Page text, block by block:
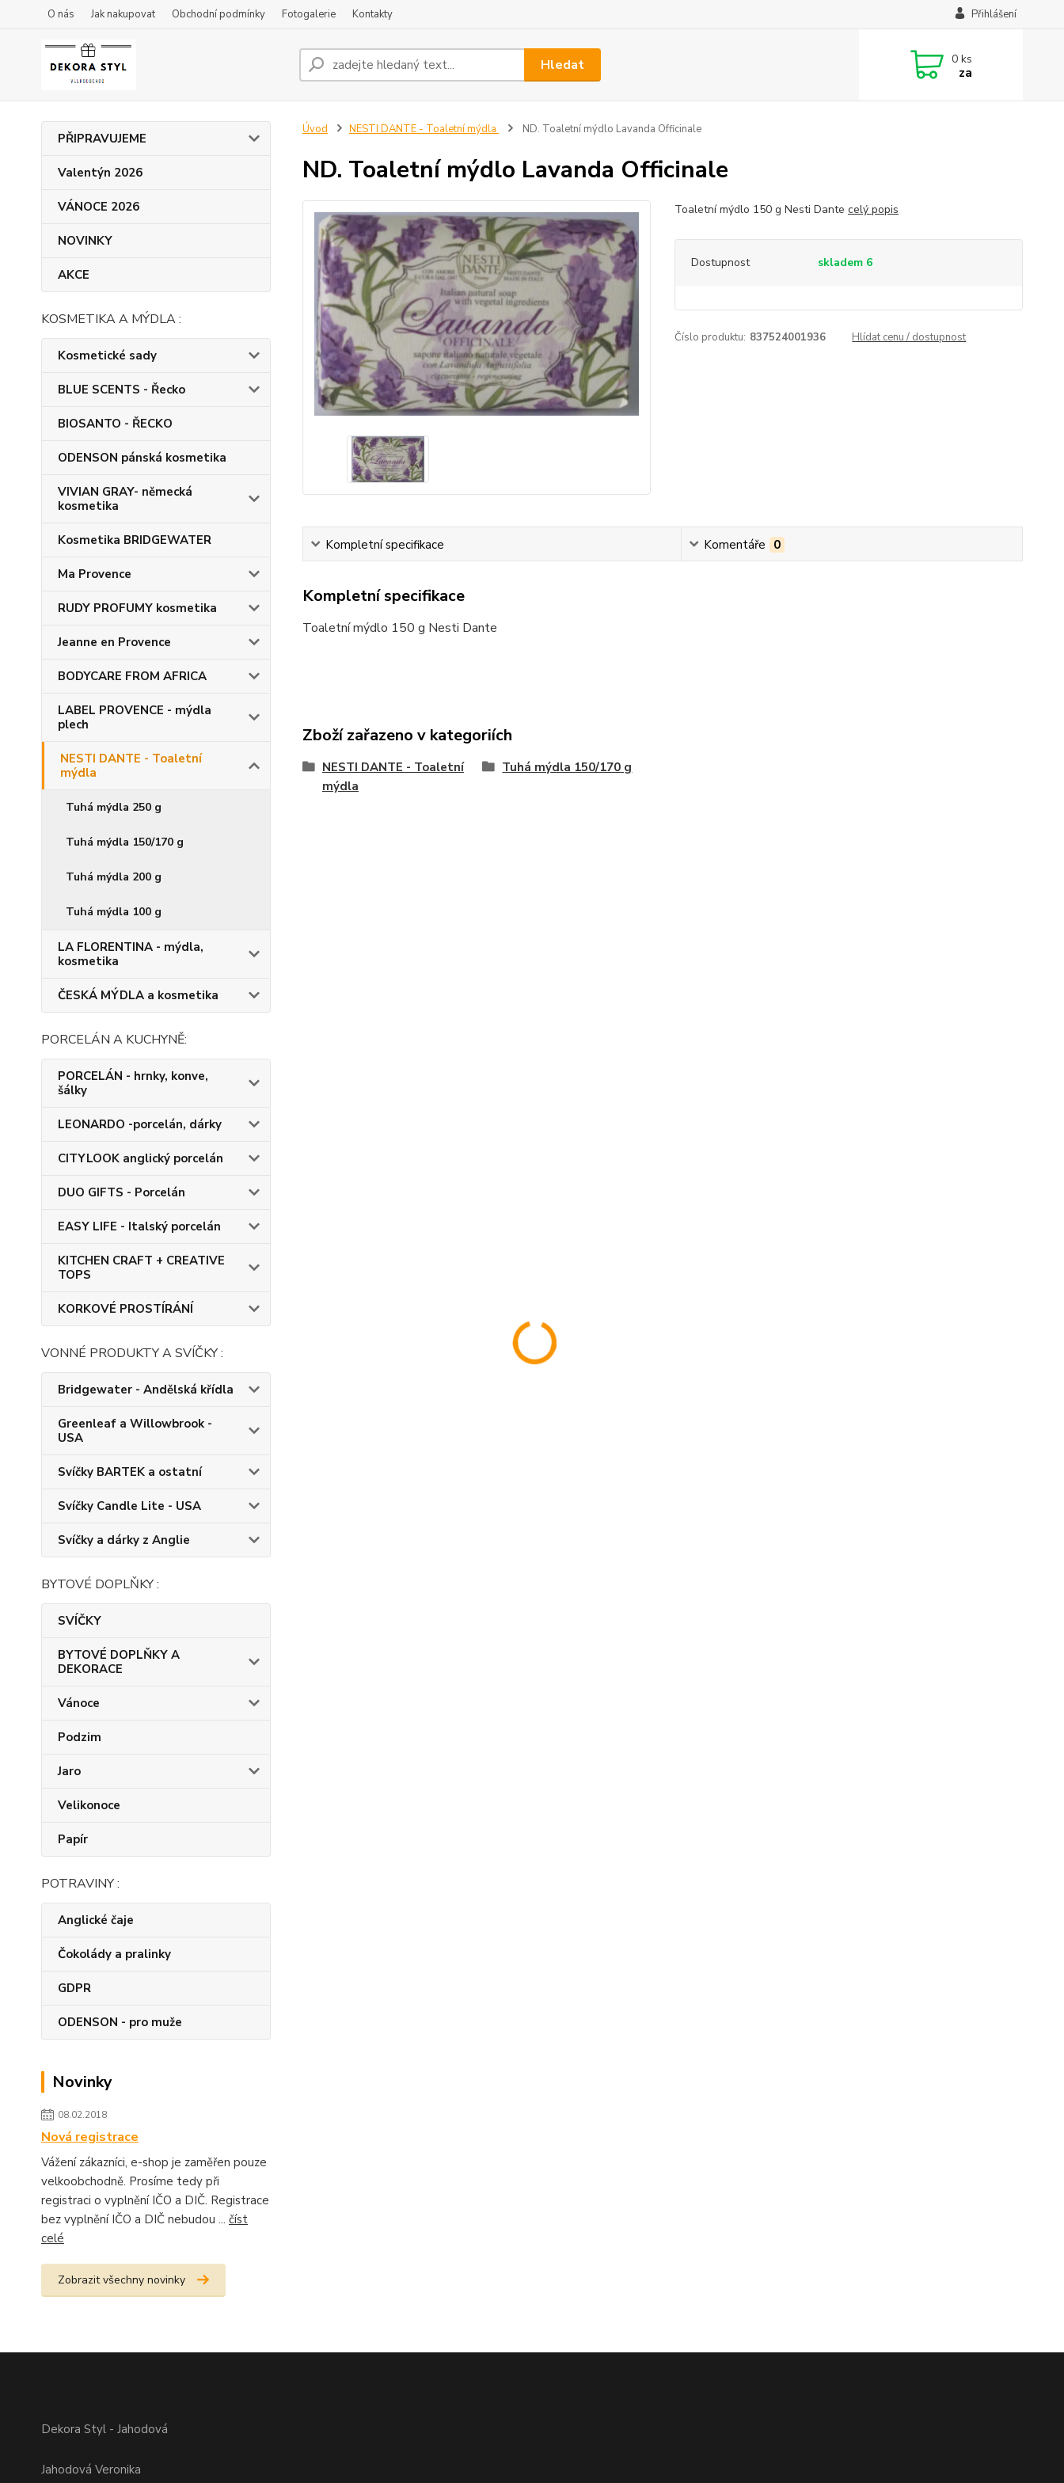
O nás Jak nakupovat Obchodní podmínky Fotogalerie Kontakty Přihlášení
Hledat 0 ks
za
PŘIPRAVUJEME
Valentýn 2026
VÁNOCE 2026
NOVINKY
AKCE
KOSMETIKA A MÝDLA :
Kosmetické sady
BLUE SCENTS - Řecko
BIOSANTO - ŘECKO
ODENSON pánská kosmetika
VIVIAN GRAY- německá
kosmetika
Kosmetika BRIDGEWATER
Ma Provence
RUDY PROFUMY kosmetika
Jeanne en Provence
BODYCARE FROM AFRICA
LABEL PROVENCE - mýdla
plech
NESTI DANTE - Toaletní
mýdla
Tuhá mýdla 250 g
Tuhá mýdla 150/170 g
Tuhá mýdla 200 g
Tuhá mýdla 100 g
LA FLORENTINA - mýdla,
kosmetika
ČESKÁ MÝDLA a kosmetika
PORCELÁN A KUCHYNĚ:
PORCELÁN - hrnky, konve,
šálky
LEONARDO -porcelán, dárky
CITYLOOK anglický porcelán
DUO GIFTS - Porcelán
EASY LIFE - Italský porcelán
KITCHEN CRAFT + CREATIVE
TOPS
KORKOVÉ PROSTÍRÁNÍ
VONNÉ PRODUKTY A SVÍČKY :
Bridgewater - Andělská křídla
Greenleaf a Willowbrook -
USA
Svíčky BARTEK a ostatní
Svíčky Candle Lite - USA
Svíčky a dárky z Anglie
BYTOVÉ DOPLŇKY :
SVÍČKY
BYTOVÉ DOPLŇKY A
DEKORACE
Vánoce
Podzim
Jaro
Velikonoce
Papír
POTRAVINY :
Anglické čaje
Čokolády a pralinky
GDPR
ODENSON - pro muže
Novinky
08.02.2018
Nová registrace
Vážení zákazníci, e-shop je zaměřen pouze
velkoobchodně. Prosíme tedy při
registraci o vyplnění IČO a DIČ. Registrace
bez vyplnění IČO a DIČ nebudou ... číst
celé
Zobrazit všechny novinky
Úvod NESTI DANTE - Toaletní mýdla ND. Toaletní mýdlo Lavanda Officinale
ND. Toaletní mýdlo Lavanda Officinale
Toaletní mýdlo 150 g Nesti Dante celý popis
Dostupnost skladem 6
Číslo produktu: 837524001936 Hlídat cenu / dostupnost
Kompletní specifikace Komentáře 0
Kompletní specifikace
Toaletní mýdlo 150 g Nesti Dante
Zboží zařazeno v kategoriích
NESTI DANTE - Toaletní
mýdla
Tuhá mýdla 150/170 g
Dekora Styl - Jahodová
Jahodová Veronika